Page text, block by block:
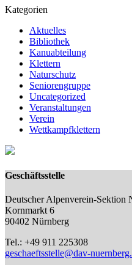
Kategorien
Aktuelles
Bibliothek
Kanuabteilung
Klettern
Naturschutz
Seniorengruppe
Uncategorized
Veranstaltungen
Verein
Wettkampfklettern
Geschäftsstelle
Deutscher Alpenverein-Sektion
Kornmarkt 6
90402 Nürnberg
Tel.: +49 911 225308
geschaeftsstelle@dav-